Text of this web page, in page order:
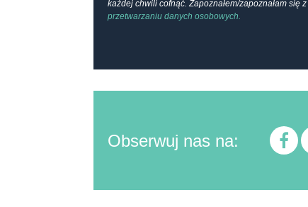
każdej chwili cofnąć. Zapoznałem/zapoznałam się z
przetwarzaniu danych osobowych.
Obserwuj nas na: